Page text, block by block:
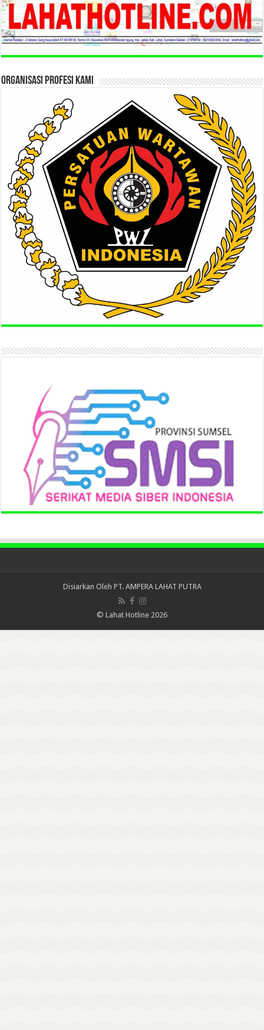
ORGANISASI PROFESI KAMI
Disiarkan Oleh PT. AMPERA LAHAT PUTRA
© Lahat Hotline 2026